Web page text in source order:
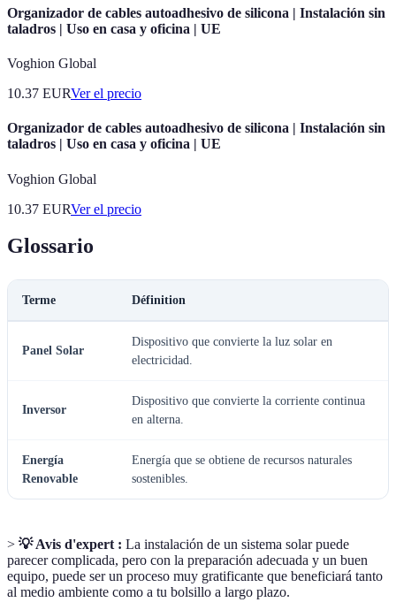
Organizador de cables autoadhesivo de silicona | Instalación sin
taladros | Uso en casa y oficina | UE
Voghion Global
10.37 EURVer el precio
Organizador de cables autoadhesivo de silicona | Instalación sin
taladros | Uso en casa y oficina | UE
Voghion Global
10.37 EURVer el precio
Glossario
Terme Définition
Panel Solar
Dispositivo que convierte la luz solar en
electricidad.
Inversor
Dispositivo que convierte la corriente continua
en alterna.
Energía
Renovable
Energía que se obtiene de recursos naturales
sostenibles.
> 💡 Avis d'expert : La instalación de un sistema solar puede
parecer complicada, pero con la preparación adecuada y un buen
equipo, puede ser un proceso muy gratificante que beneficiará tanto
al medio ambiente como a tu bolsillo a largo plazo.